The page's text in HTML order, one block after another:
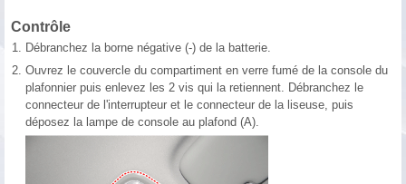
Contrôle
1. Débranchez la borne négative (-) de la batterie.
2. Ouvrez le couvercle du compartiment en verre fumé de la console du
plafonnier puis enlevez les 2 vis qui la retiennent. Débranchez le
connecteur de l'interrupteur et le connecteur de la liseuse, puis
déposez la lampe de console au plafond (A).